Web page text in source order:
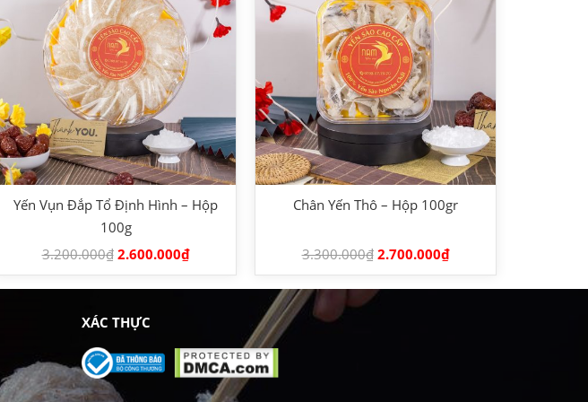
Yến Vụn Đắp Tổ Định Hình – Hộp
100g
3.200.000₫ 2.600.000₫
Chân Yến Thô – Hộp 100gr
3.300.000₫ 2.700.000₫
XÁC THỰC